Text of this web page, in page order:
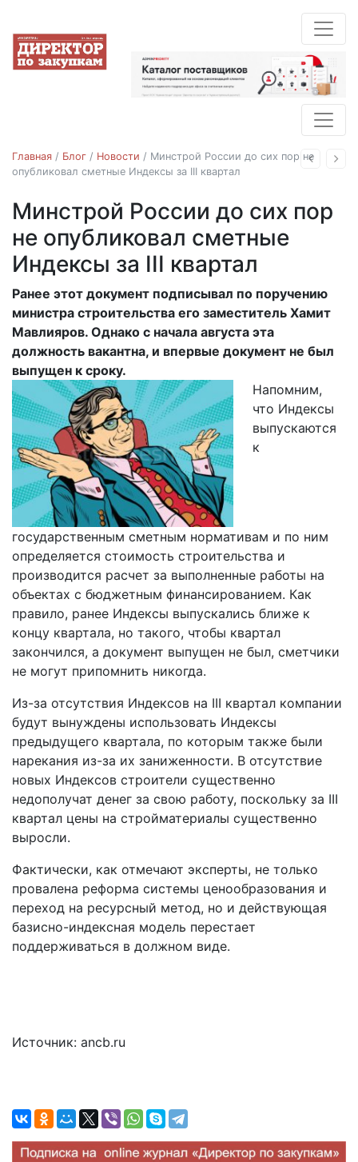
Назад
Главная / Блог / Новости / Минстрой России до сих пор не
опубликовал сметные Индексы за III квартал
Новости
Минстрой России до сих пор
не опубликовал сметные
Индексы за III квартал
02.10.2018
Ранее этот документ подписывал по поручению
министра строительства его заместитель Хамит
Мавлияров. Однако с начала августа эта
должность вакантна, и впервые документ не был
выпущен к сроку.
Напомним,
что Индексы
выпускаются
к
государственным сметным нормативам и по ним
определяется стоимость строительства и
производится расчет за выполненные работы на
объектах с бюджетным финансированием. Как
правило, ранее Индексы выпускались ближе к
концу квартала, но такого, чтобы квартал
закончился, а документ выпущен не был, сметчики
не могут припомнить никогда.
Из-за отсутствия Индексов на III квартал компании
будут вынуждены использовать Индексы
предыдущего квартала, по которым также были
нарекания из-за их заниженности. В отсутствие
новых Индексов строители существенно
недополучат денег за свою работу, поскольку за III
квартал цены на стройматериалы существенно
выросли.
Фактически, как отмечают эксперты, не только
провалена реформа системы ценообразования и
переход на ресурсный метод, но и действующая
базисно-индексная модель перестает
поддерживаться в должном виде.
Источник: ancb.ru